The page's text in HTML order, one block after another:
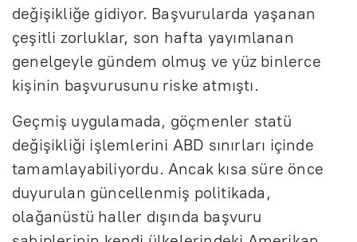
değişikliğe gidiyor. Başvurularda yaşanan
çeşitli zorluklar, son hafta yayımlanan
genelgeyle gündem olmuş ve yüz binlerce
kişinin başvurusunu riske atmıştı.
Geçmiş uygulamada, göçmenler statü
değişikliği işlemlerini ABD sınırları içinde
tamamlayabiliyordu. Ancak kısa süre önce
duyurulan güncellenmiş politikada,
olağanüstü haller dışında başvuru